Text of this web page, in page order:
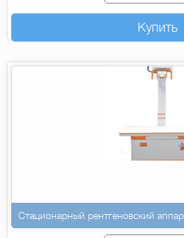
Купить
Стационарный рентгеновский